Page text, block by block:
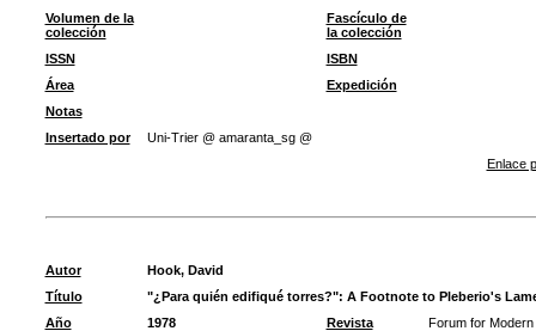
Volumen de la
colección
Fascículo de
la colección
ISSN
ISBN
Área
Expedición
Notas
Insertado por
Uni-Trier @ amaranta_sg @
Enlace
Autor
Hook, David
Título
"¿Para quién edifiqué torres?": A Footnote to Pleberio's
Año
1978 Revista
Forum for